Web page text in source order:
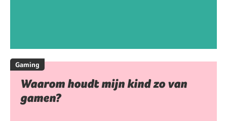
Gaming
Waarom houdt mijn kind zo van
gamen?